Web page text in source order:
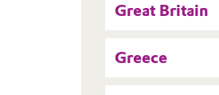
Great Britain
Greece